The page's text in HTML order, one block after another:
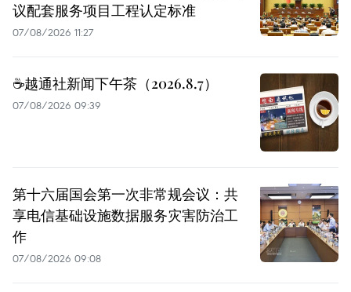
议配套服务项目工程认定标准
07/08/2026 11:27
☕️越通社新闻下午茶（2026.8.7）
07/08/2026 09:39
第十六届国会第一次非常规会议：共
享电信基础设施数据服务灾害防治工
作
07/08/2026 09:08